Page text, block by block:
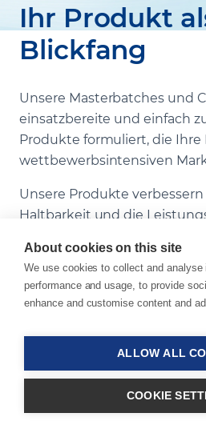
Ihr Produkt
Blickfang
Unsere Masterbatches und
einsatzbereite und einfach
Produkte formuliert, die Ihre
wettbewerbsintensiven
Unsere Produkte
Haltbarkeit und die
einem breiten Portfolio an
Masterbatches stellen wir
formstabile als auch flexible
und flexibleren
vielfältigen
transparentem bis mattem
Unsere Produkte sind unter
About cookies on this site
We use cookies to collect and analyse
performance and usage, to provide
enhance and customise content and
ALLOW ALL
COOKIE